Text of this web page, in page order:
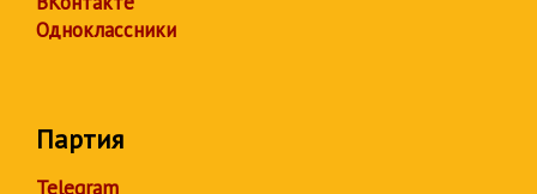
Одноклассники
Партия
Telegram